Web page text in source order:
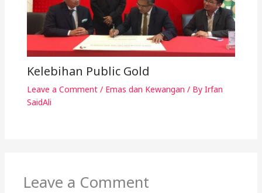
Kelebihan Public Gold
Leave a Comment / Emas dan Kewangan / By Irfan
SaidAli
Leave a Comment